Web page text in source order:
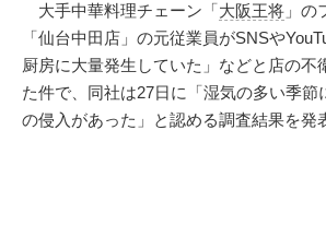
大手中華料理チェーン「大阪王将 」の
「仙台中田店」の元従業員がSNSや
厨房に大量発生していた」などと店の不
た件で、同社は27日に「湿気の多い季節
の侵入があった」と認める調査結果を発